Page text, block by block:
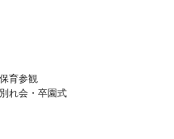
育参観
れ会・卒園式